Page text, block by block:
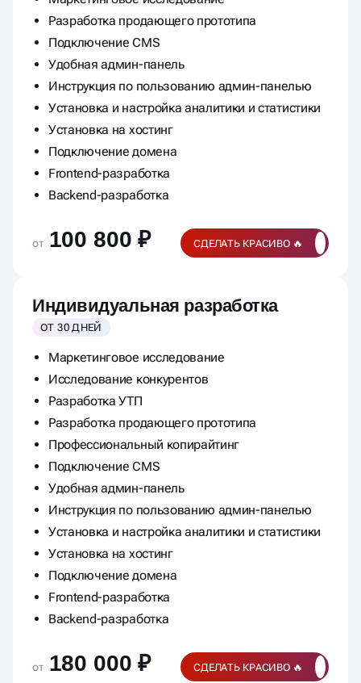
Разработка продающего прототипа
Подключение CMS
Удобная админ-панель
Инструкция по пользованию админ-панелью
Установка и настройка аналитики и статистики
Установка на хостинг
Подключение домена
Frontend-разработка
Backend-разработка
от 100 800 ₽ СДЕЛАТЬ КРАСИВО 🔥
Индивидуальная разработка
ОТ 30 ДНЕЙ
Маркетинговое исследование
Исследование конкурентов
Разработка УТП
Разработка продающего прототипа
Профессиональный копирайтинг
Подключение CMS
Удобная админ-панель
Инструкция по пользованию админ-панелью
Установка и настройка аналитики и статистики
Установка на хостинг
Подключение домена
Frontend-разработка
Backend-разработка
от 180 000 ₽ СДЕЛАТЬ КРАСИВО 🔥